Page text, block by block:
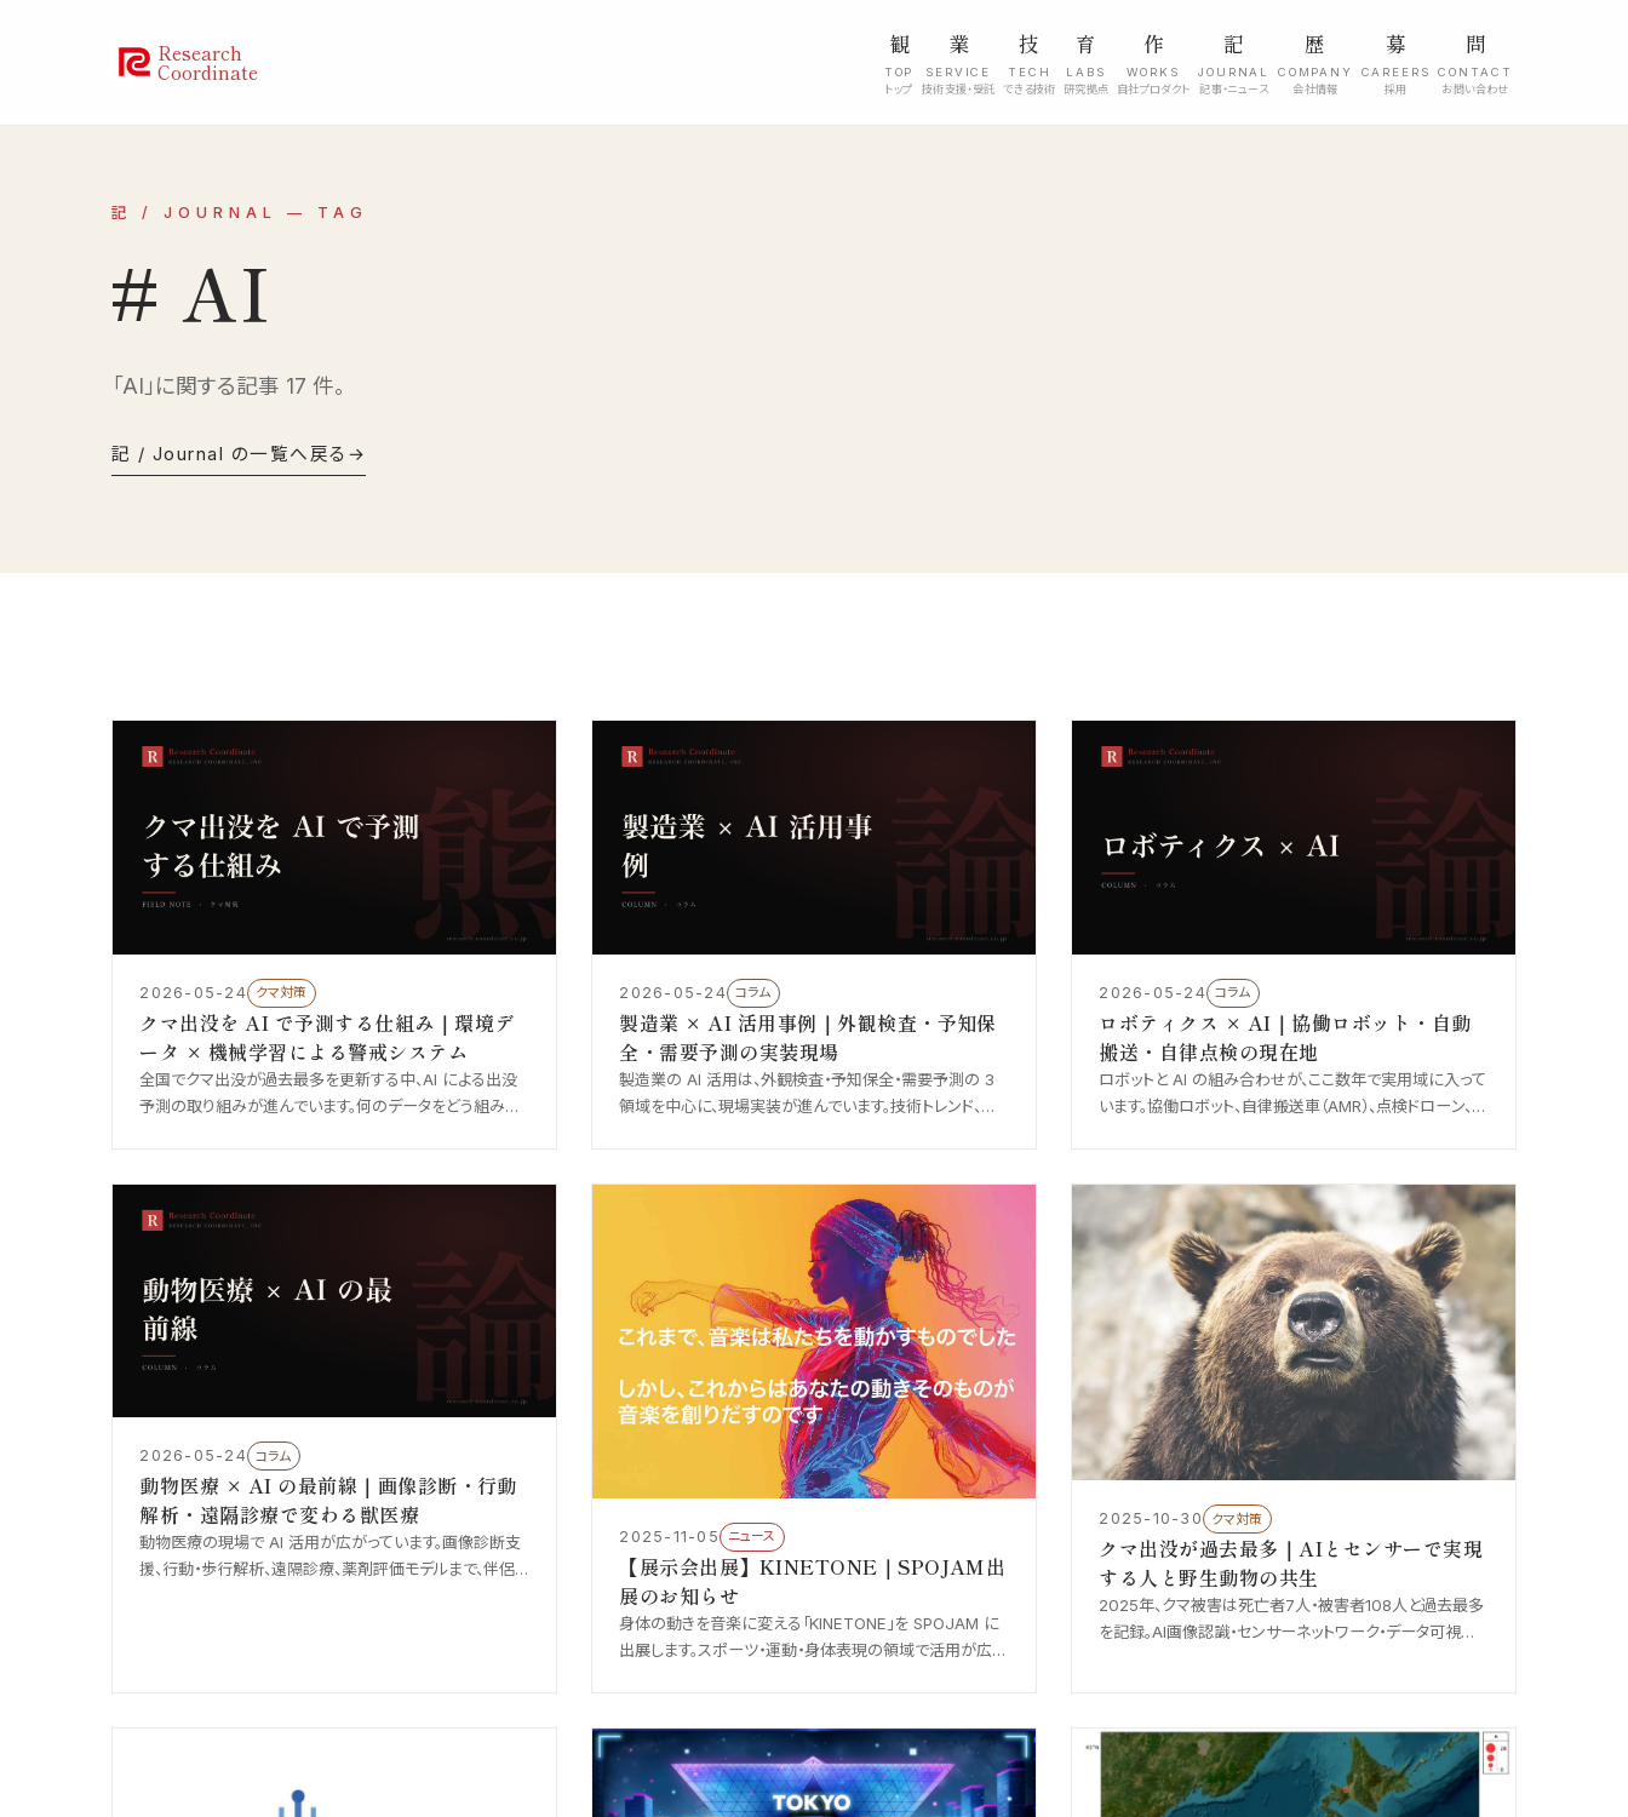
Research
Coordinate
観
TOP
トップ
業
SERVICE
技術支援・受託
技
TECH
できる技術
育
LABS
研究拠点
作
WORKS
自社プロダクト
記
JOURNAL
記事・ニュース
歴
COMPANY
会社情報
募
CAREERS
採用
問
CONTACT
お問い合わせ
記 / JOURNAL — TAG
# AI
「AI」に関する記事 17 件。
記 / Journal の一覧へ戻る
2026-05-24 クマ対策
クマ出没を AI で予測する仕組み｜環境デ
ータ × 機械学習による警戒システム
全国でクマ出没が過去最多を更新する中、AI による出没
予測の取り組みが進んでいます。何のデータをどう組み合
した。
2026-05-24 コラム
製造業 × AI 活用事例｜外観検査・予知保
全・需要予測の実装現場
製造業の AI 活用は、外観検査・予知保全・需要予測の 3
領域を中心に、現場実装が進んでいます。技術トレンド、導
2026-05-24 コラム
ロボティクス × AI｜協働ロボット・自動
搬送・自律点検の現在地
ロボットと AI の組み合わせが、ここ数年で実用域に入って
います。協働ロボット、自律搬送車（AMR）、点検ドローン、ヒ
2026-05-24 コラム
動物医療 × AI の最前線｜画像診断・行動
解析・遠隔診療で変わる獣医療
動物医療の現場で AI 活用が広がっています。画像診断支
援、行動・歩行解析、遠隔診療、薬剤評価モデルまで、伴侶
2025-11-05 ニュース
【展示会出展】KINETONE｜SPOJAM出
展のお知らせ
身体の動きを音楽に変える「KINETONE」を SPOJAM に
出展します。スポーツ・運動・身体表現の領域で活用が広が
2025-10-30 クマ対策
クマ出没が過去最多｜AIとセンサーで実現
する人と野生動物の共生
2025年、クマ被害は死亡者7人・被害者108人と過去最多
を記録。AI画像認識・センサーネットワーク・データ可視化・